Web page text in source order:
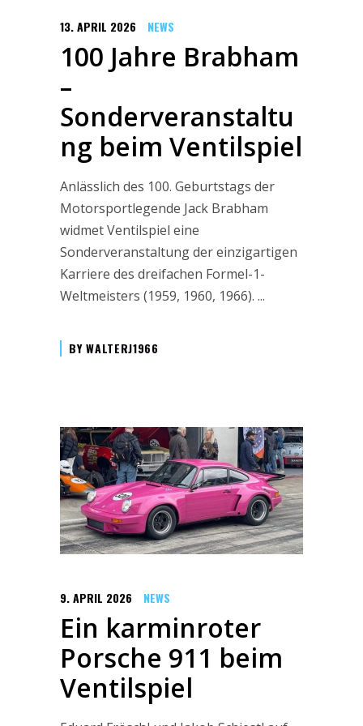
13. APRIL 2026 NEWS
100 Jahre Brabham
–
Sonderveranstaltu
ng beim Ventilspiel
Anlässlich des 100. Geburtstags der
Motorsportlegende Jack Brabham
widmet Ventilspiel eine
Sonderveranstaltung der einzigartigen
Karriere des dreifachen Formel-1-
Weltmeisters (1959, 1960, 1966).
BYWALTERJ1966
9. APRIL 2026 NEWS
Ein karminroter
Porsche 911 beim
Ventilspiel